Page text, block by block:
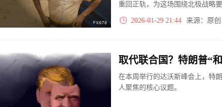
重回正轨，为这场围绕北极战略
2026-01-29 21:44 来源：原
取代联合国？特朗普“
在本周举行的达沃斯峰会上，特
人聚焦的核心议题。